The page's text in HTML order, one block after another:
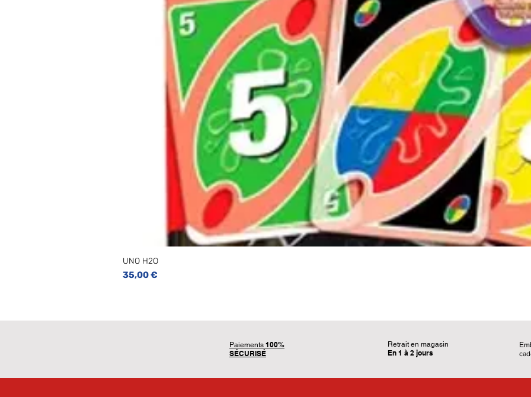
UNO H2O
Prix
35,00 €
Paiements 100%
SÉCURISÉ
Retrait en magasin
En 1 à 2 jours